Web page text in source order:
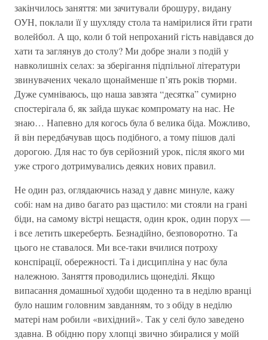
закінчилось заняття: ми зачитували брошуру, видану
ОУН, поклали її у шухляду стола та намірилися йти грати
волейбол. А що, коли б той непроханий гість навідався до
хати та заглянув до столу? Ми добре знали з подій у
навколишніх селах: за зберігання підпільної літератури
звинувачених чекало щонайменше п’ять років тюрми.
Дуже сумніваюсь, що наша завзята “десятка” сумирно
спостерігала б, як зайда шукає компромату на нас. Не
знаю… Напевно для когось була б велика біда. Можливо,
й він передбачував щось подібного, а тому пішов далі
дорогою. Для нас то був серйозний урок, після якого ми
уже строго дотримувались деяких нових правил.
Не один раз, оглядаючись назад у давнє минуле, кажу
собі: нам на диво багато раз щастило: ми стояли на грані
біди, на самому вістрі нещастя, один крок, один порух —
і все летить шкереберть. Безнадійно, безповоротно. Та
цього не ставалося. Ми все-таки вчилися потроху
конспірації, обережності. Та і дисципліна у нас була
належною. Заняття проводились щонеділі. Якщо
випасання домашньої худоби щоденно та в неділю вранці
було нашим головним завданням, то з обіду в неділю
матері нам робили «вихідний». Так у селі було заведено
здавна. В обідню пору хлопці звично збиралися у моїй